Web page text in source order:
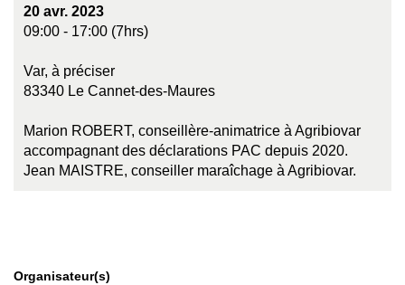
20 avr. 2023
09:00 - 17:00 (7hrs)
Var, à préciser
83340 Le Cannet-des-Maures
Marion ROBERT, conseillère-animatrice à Agribiovar
accompagnant des déclarations PAC depuis 2020.
Jean MAISTRE, conseiller maraîchage à Agribiovar.
Organisateur(s)